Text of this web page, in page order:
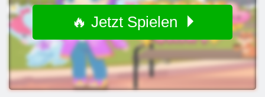
🔥 Jetzt Spielen